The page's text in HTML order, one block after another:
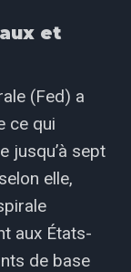
et
(Fed) a
ce qui
jusqu’à sept
elle,
aux États-
de base